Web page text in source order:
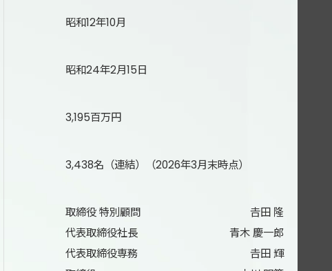
昭和12年10月
昭和24年2月15日
3,195百万円
3,438名（連結）（2026年3月末時点）
取締役 特別顧問
𠮷田 隆
代表取締役社長
青木 慶一郎
代表取締役専務
𠮷田 輝